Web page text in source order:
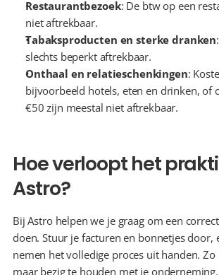
Restaurantbezoek: De btw op een
niet aftrekbaar.
Tabaksproducten en sterke dranken
slechts beperkt aftrekbaar.
Onthaal en relatieschenkingen:
bijvoorbeeld hotels, eten en drinken, of
€50 zijn meestal niet aftrekbaar.
Hoe verloopt het
Astro?
Bij Astro helpen we je graag om een
doen. Stuur je facturen en bonnetjes door,
nemen het volledige proces uit handen.
maar bezig te houden met je onderneming.